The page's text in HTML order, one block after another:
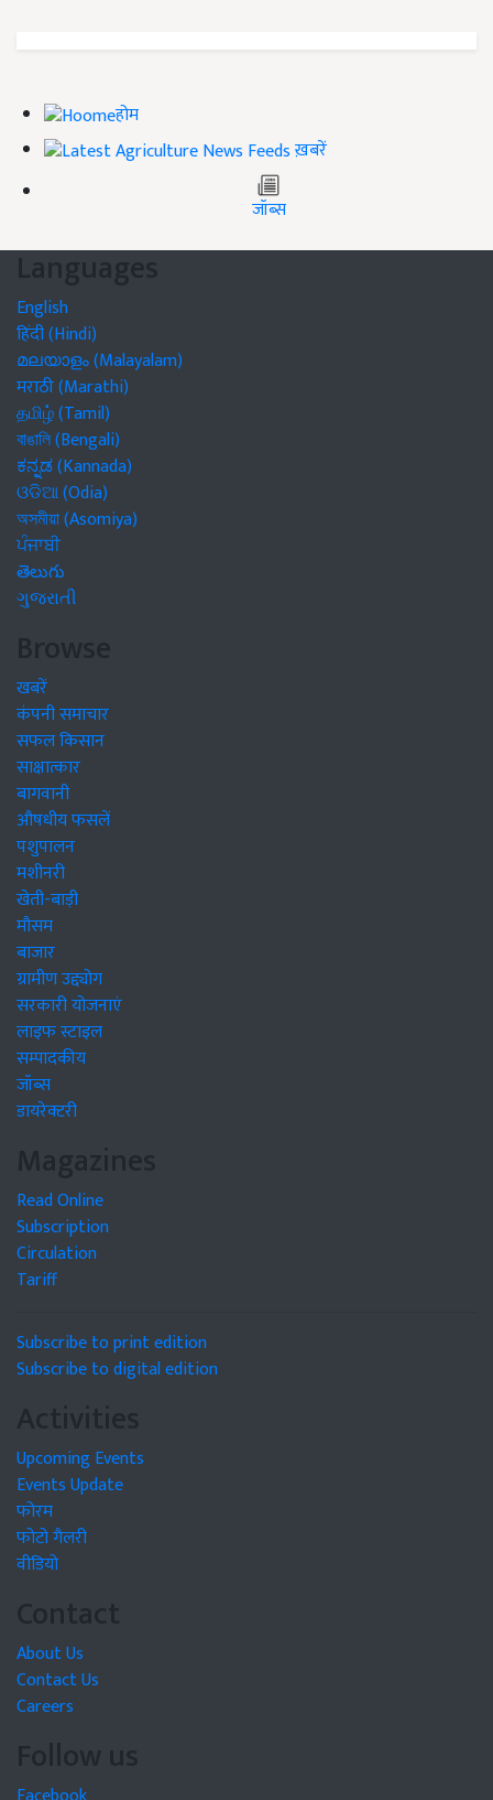
होम
ख़बरें
जॉब्स
Languages
English
हिंदी (Hindi)
മലയാളം (Malayalam)
मराठी (Marathi)
தமிழ் (Tamil)
বাঙালি (Bengali)
ಕನ್ನಡ (Kannada)
ଓଡିଆ (Odia)
অসমীয়া (Asomiya)
ਪੰਜਾਬੀ
తెలుగు
ગુજરાતી
Browse
खबरें
कंपनी समाचार
सफल किसान
साक्षात्कार
बागवानी
औषधीय फसलें
पशुपालन
मशीनरी
खेती-बाड़ी
मौसम
बाजार
ग्रामीण उद्द्योग
सरकारी योजनाएं
लाइफ स्टाइल
सम्पादकीय
जॉब्स
डायरेक्टरी
Magazines
Read Online
Subscription
Circulation
Tariff
Subscribe to print edition
Subscribe to digital edition
Activities
Upcoming Events
Events Update
फोरम
फोटो गैलरी
वीडियो
Contact
About Us
Contact Us
Careers
Follow us